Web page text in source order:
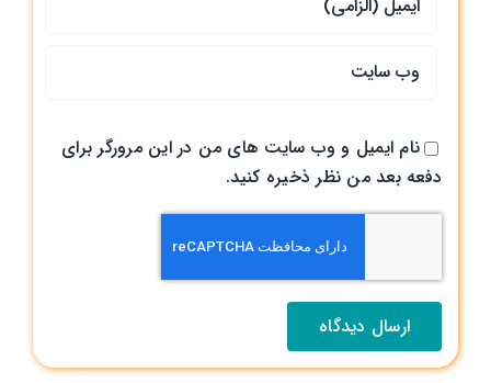
نام ایمیل و وب سایت های من در این مرورگر برای
دفعه بعد من نظر ذخیره کنید.